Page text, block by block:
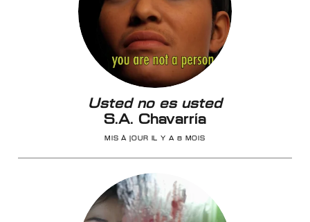
Usted no es usted
S.A. Chavarría
MIS À JOUR IL Y A 8 MOIS